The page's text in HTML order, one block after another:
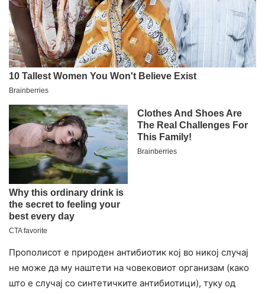
Прополисот е природен антибиотик кој во никој случај
не може да му наштети на човековиот организам (како
што е случај со синтетичките антибиотици), туку од